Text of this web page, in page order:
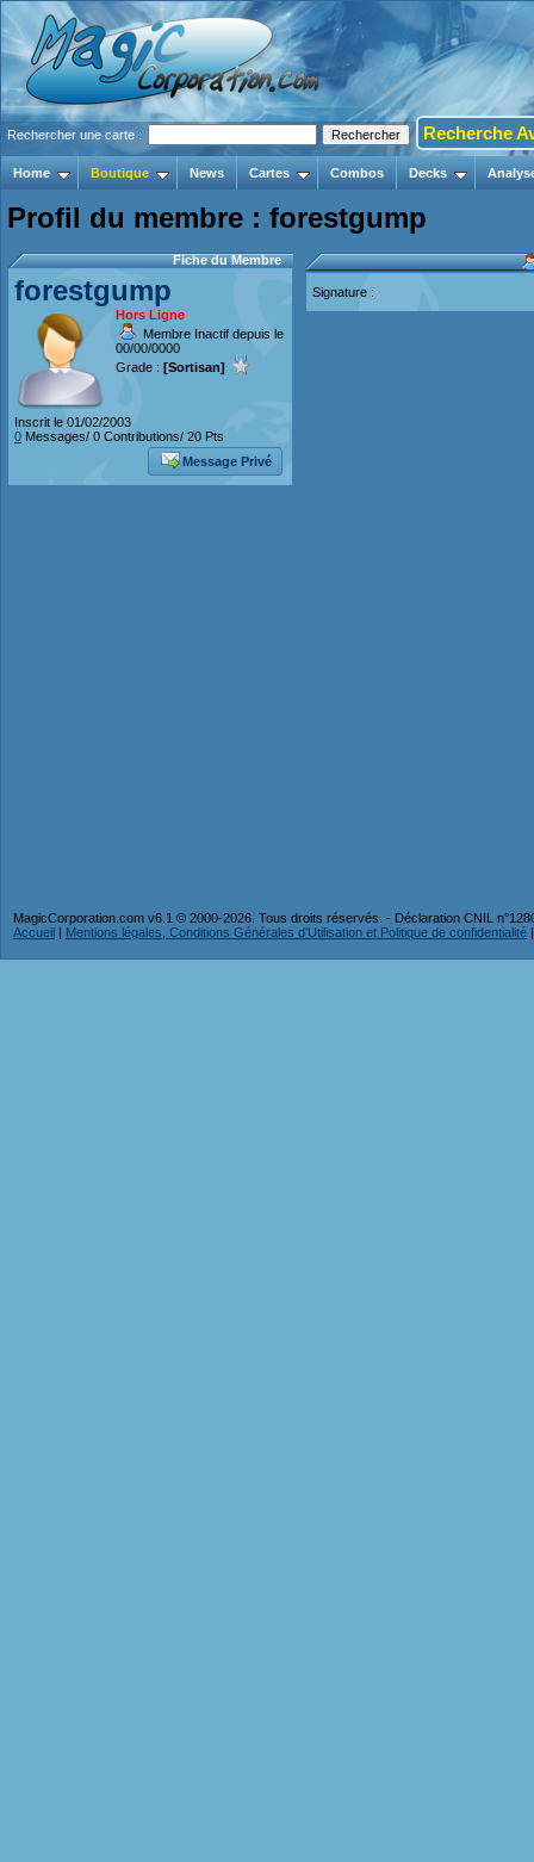
Rechercher une carte : Recherche
Home Boutique News Cartes Combos Decks
Profil du membre : forestgump
Fiche du Membre
forestgump
Hors Ligne
Membre Inactif depuis le
00/00/0000
Grade : [Sortisan]
Inscrit le 01/02/2003
0 Messages/ 0 Contributions/ 20 Pts
Message Privé
Signature :
MagicCorporation.com v6.1 © 2000-2026. Tous droits réservés. - Déclaration CNIL
Accueil | Mentions légales, Conditions Générales d'Utilisation et Politique de confidentialité